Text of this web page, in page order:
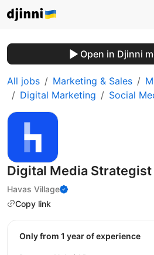
Open in Djinni
All jobs Marketing & Sales
Digital Marketing
Social
Digital Media Strategist
Havas Village
Copy link
Only from 1 year of experience